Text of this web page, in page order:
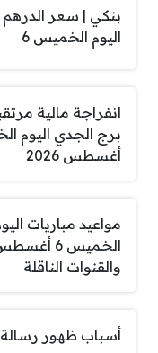
بنكي | سعر الدرهم
اليوم الخميس 6
انفراجة مالية
أغسطس 2026
مواعيد مباريات
والقنوات الناقلة
أسباب ظهور